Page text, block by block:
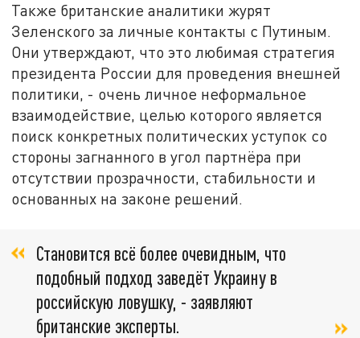
Также британские аналитики журят
Зеленского за личные контакты с Путиным.
Они утверждают, что это любимая стратегия
президента России для проведения внешней
политики, - очень личное неформальное
взаимодействие, целью которого является
поиск конкретных политических уступок со
стороны загнанного в угол партнёра при
отсутствии прозрачности, стабильности и
основанных на законе решений.
Становится всё более очевидным, что
подобный подход заведёт Украину в
российскую ловушку, - заявляют
британские эксперты.